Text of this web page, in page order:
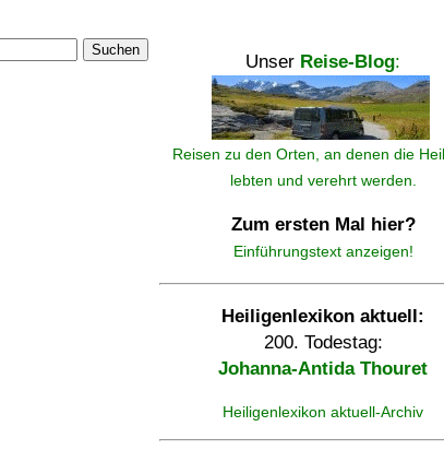
Suchen
Unser Reise-Blog:
Reisen zu den Orten, an denen die
lebten und verehrt werden.
Zum ersten Mal hier?
Einführungstext anzeigen!
Heiligenlexikon aktuell:
200. Todestag:
Johanna-Antida Thouret
Heiligenlexikon aktuell-Archiv